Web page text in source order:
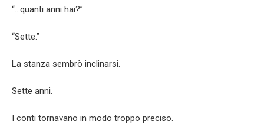
“…quanti anni hai?”
“Sette.”
La stanza sembrò inclinarsi.
Sette anni.
I conti tornavano in modo troppo preciso.